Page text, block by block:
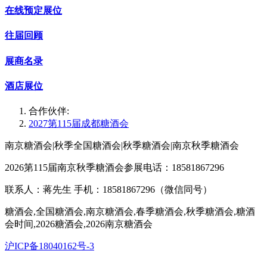
在线预定展位
往届回顾
展商名录
酒店展位
合作伙伴:
2027第115届成都糖酒会
南京糖酒会|秋季全国糖酒会|秋季糖酒会|南京秋季糖酒会
2026第115届南京秋季糖酒会参展电话：18581867296
联系人：蒋先生 手机：18581867296（微信同号）
糖酒会,全国糖酒会,南京糖酒会,春季糖酒会,秋季糖酒会,糖酒
会时间,2026糖酒会,2026南京糖酒会
沪ICP备18040162号-3